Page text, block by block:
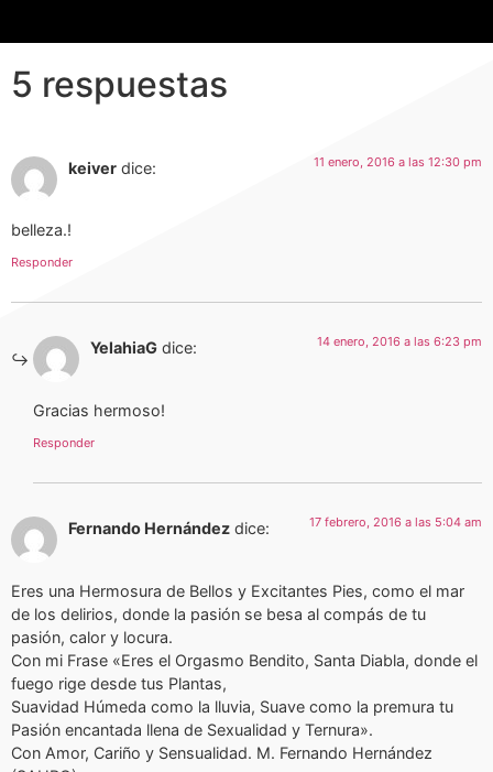
5 respuestas
keiver dice: 11 enero, 2016 a las 12:30 pm
belleza.!
Responder
YelahiaG dice: 14 enero, 2016 a las 6:23 pm
Gracias hermoso!
Responder
Fernando Hernández dice: 17 febrero, 2016 a las 5:04 am
Eres una Hermosura de Bellos y Excitantes Pies, como el mar
de los delirios, donde la pasión se besa al compás de tu
pasión, calor y locura.
Con mi Frase «Eres el Orgasmo Bendito, Santa Diabla, donde el
fuego rige desde tus Plantas,
Suavidad Húmeda como la lluvia, Suave como la premura tu
Pasión encantada llena de Sexualidad y Ternura».
Con Amor, Cariño y Sensualidad. M. Fernando Hernández